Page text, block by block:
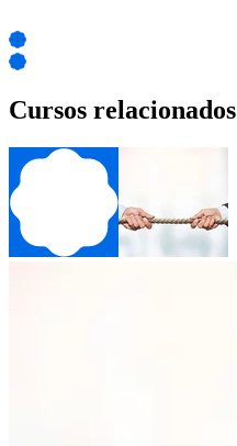
Cursos relacionados